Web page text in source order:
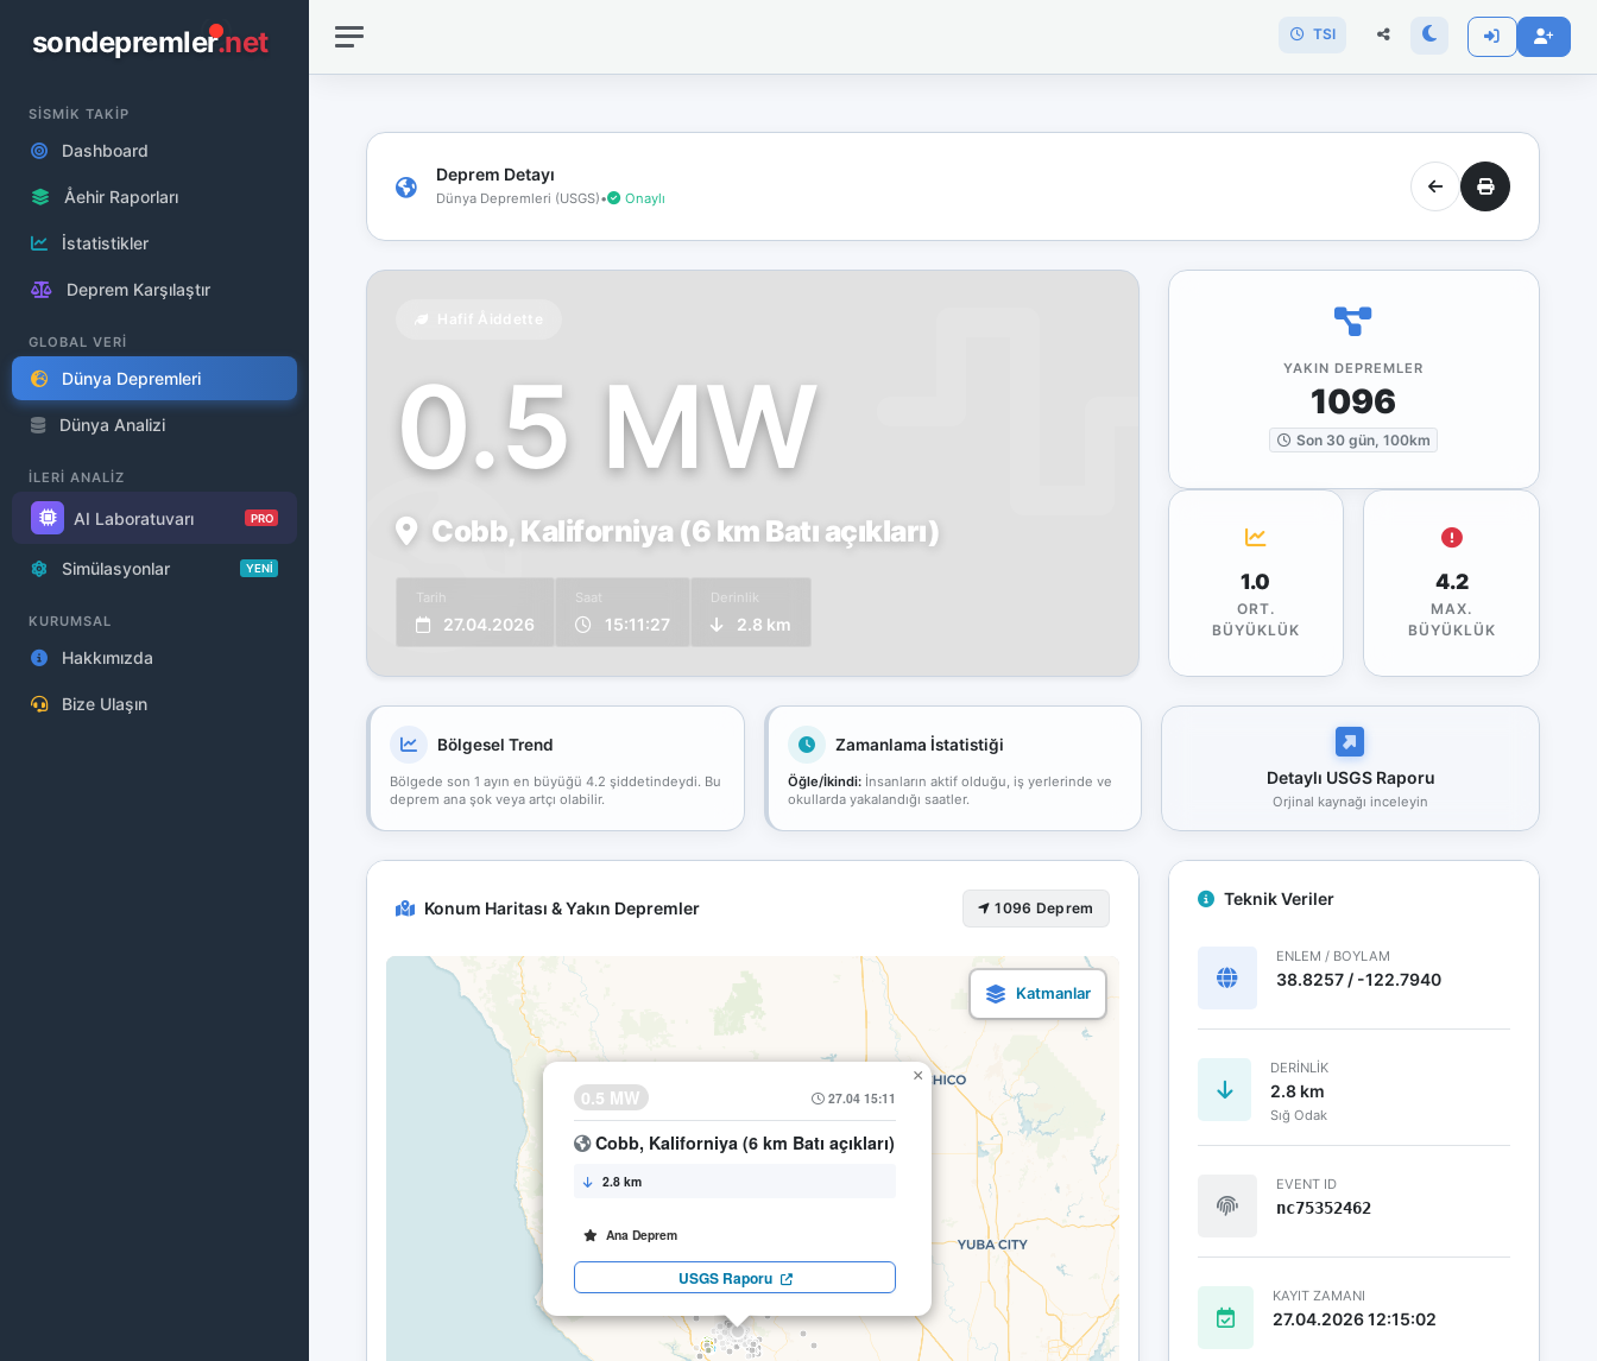
sondepremler.net
SİSMİK TAKİP
Dashboard
Åehir Raporları
İstatistikler
Deprem Karşılaştır
GLOBAL VERİ
Dünya Depremleri
Dünya Analizi
İLERİ ANALİZ
AI Laboratuvarı PRO
Simülasyonlar YENİ
KURUMSAL
Hakkımızda
Bize Ulaşın
TSI
Deprem Detayı
Dünya Depremleri (USGS)• Onaylı
0.5 MW
Cobb, Kaliforniya (6 km Batı açıkları)
Tarih
27.04.2026
Saat
15:11:27
Derinlik
2.8 km
YAKIN DEPREMLER
1096
Son 30 gün, 100km
1.0
ORT.
BÜYÜKLÜK
4.2
MAX.
BÜYÜKLÜK
Bölgesel Trend
Bölgede son 1 ayın en büyüğü 4.2 şiddetindeydi. Bu
deprem ana şok veya artçı olabilir.
Zamanlama İstatistiği
Öğle/İkindi:İnsanların aktif olduğu, iş yerlerinde ve
okullarda yakalandığı saatler.
Detaylı USGS Raporu
Orjinal kaynağı inceleyin
Konum Haritası & Yakın Depremler 1096 Deprem
0.5 MW 27.04 15:11
Cobb, Kaliforniya (6 km Batı açıkları)
2.8 km
Ana Deprem
USGS Raporu
×
Teknik Veriler
ENLEM / BOYLAM
38.8257 / -122.7940
DERINLIK
2.8 km
Sığ Odak
EVENT ID
nc75352462
KAYIT ZAMANI
27.04.2026 12:15:02
bağlantınız